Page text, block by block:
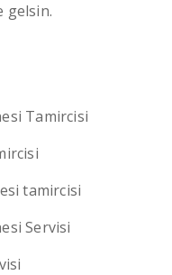
gelsin.
Tamircisi
tamircisi
Servisi